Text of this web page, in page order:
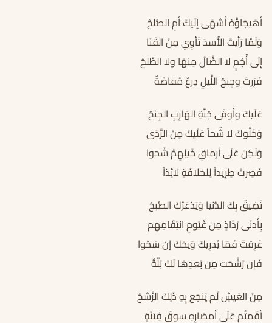
أهَيجَاؤُهُ أشهَى إلَيكَ أمِ الصُّلحُ
وَلَمّا رَأيتَ الأُسدَ تَأوِي مِنَ القَنَا
إِلَى أُجُمٍ لا الضَّالُ مِنهَا ولا الطَّلحُ
فَرَرتَ وجِنحُ اللَّيلِ دِرعٌ مُفاضَةٌ
عَلَيكَ وأوقَى جُنَّةِ الهَارِبِ الجِنحُ
وَخَلَّوكَ لا شُحاً عَلَيكَ مِنَ الرَّدَى
وَلَكِن عَلَى أرماقِ خَيلِهِمُ شَحوا
فَصِرتَ طِرِيداً لِلخلافَةِ لائِذاً
تَضِيقُ بِكَ الدُّنيا وَيَذعَرُكَ الصُّبحُ
بِأدنَى رَذَاذٍ مِن غُيُومِ انتِقَامِهِم
غَرِقتَ فَمَا يُدرِيكَ وَيحَكَ إن سَحّوا
فَإن رَشَحَت مِن بَعدِهَا لَكَ بَلَّةٌ
مِنَ العَيشِ لَم يَنجَع بِهِ ذَلِكَ الرَّشحُ
أقَمتُم عَلَى أمصَارِهِ سوقَ فِتنَةٍ